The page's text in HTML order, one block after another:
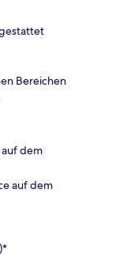
Bereichen
auf dem
auf dem